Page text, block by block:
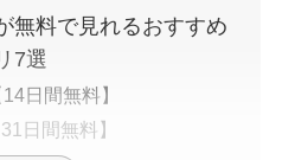
無料で見れるおすすめ
7選
日間無料】
日間無料】